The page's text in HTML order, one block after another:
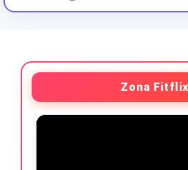
Zona Fitflix